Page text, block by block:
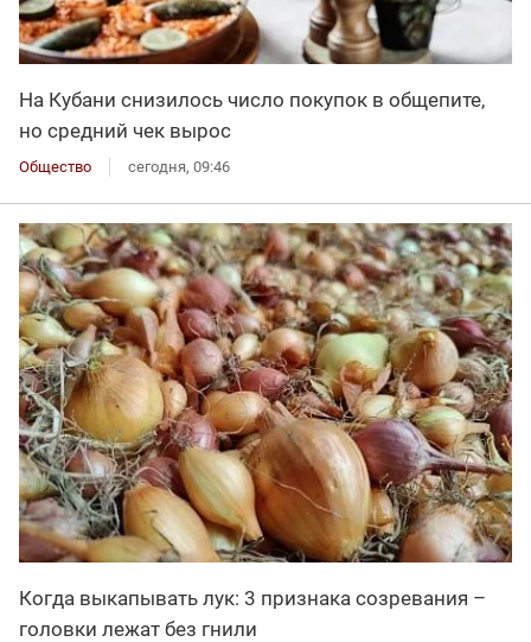
На Кубани снизилось число покупок в общепите,
но средний чек вырос
Общество сегодня, 09:46
Когда выкапывать лук: 3 признака созревания –
головки лежат без гнили